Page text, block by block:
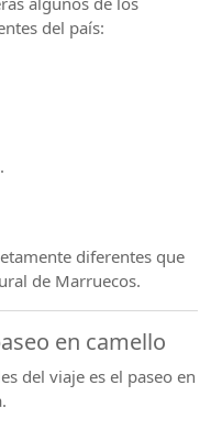
del país:
diferentes que
de Marruecos.
en camello
del viaje es el paseo en